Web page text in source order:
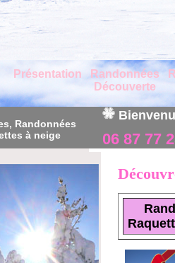
Présentation
Randonnées
Découverte
Randonnées
à neige
06 87 77